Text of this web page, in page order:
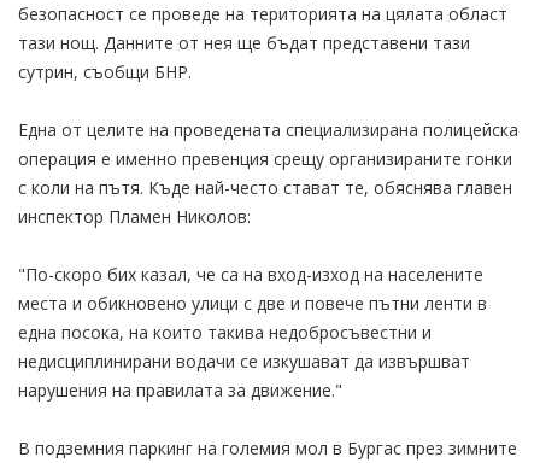
безопасност се проведе на територията на цялата област
тази нощ. Данните от нея ще бъдат представени тази
сутрин, съобщи БНР.
Една от целите на проведената специализирана полицейска
операция е именно превенция срещу организираните гонки
с коли на пътя. Къде най-често стават те, обяснява главен
инспектор Пламен Николов:
"По-скоро бих казал, че са на вход-изход на населените
места и обикновено улици с две и повече пътни ленти в
една посока, на които такива недобросъвестни и
недисциплинирани водачи се изкушават да извършват
нарушения на правилата за движение."
В подземния паркинг на големия мол в Бургас през зимните